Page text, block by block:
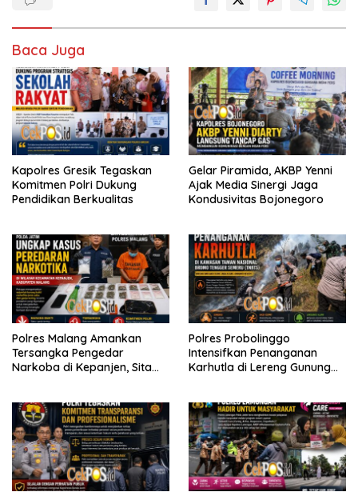
Baca Juga
Kapolres Gresik Tegaskan
Komitmen Polri Dukung
Pendidikan Berkualitas
Gelar Piramida, AKBP Yenni
Ajak Media Sinergi Jaga
Kondusivitas Bojonegoro
Polres Malang Amankan
Tersangka Pengedar
Narkoba di Kepanjen, Sita
Polres Probolinggo
Intensifkan Penanganan
Karhutla di Lereng Gunung